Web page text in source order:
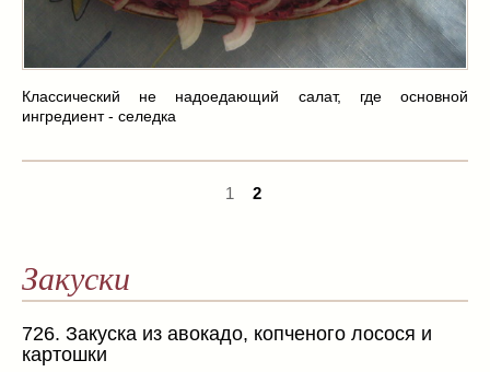
Классический не надоедающий салат, где основной
ингредиент - селедка
1 2
Закуски
726. Закуска из авокадо, копченого лосося и
картошки